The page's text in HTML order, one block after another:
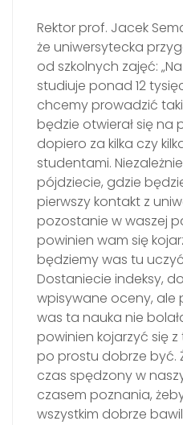
Rektor prof. Jacek
że uniwersytecka
od szkolnych zajęć:
studiuje ponad 12
chcemy prowadzić
będzie otwierał się na
dopiero za kilka czy
studentami.
pójdziecie, gdzie
pierwszy kontakt z
pozostanie w waszej
powinien wam się
będziemy was tu
Dostaniecie indeksy,
wpisywane oceny, ale
was ta nauka nie
powinien kojarzyć się
po prostu dobrze być.
czas spędzony w
czasem poznania,
wszystkim dobrze